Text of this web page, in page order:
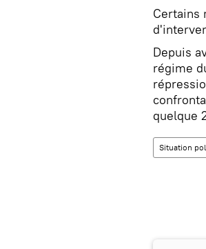
Certains
Depuis
régime
quelque
Situation